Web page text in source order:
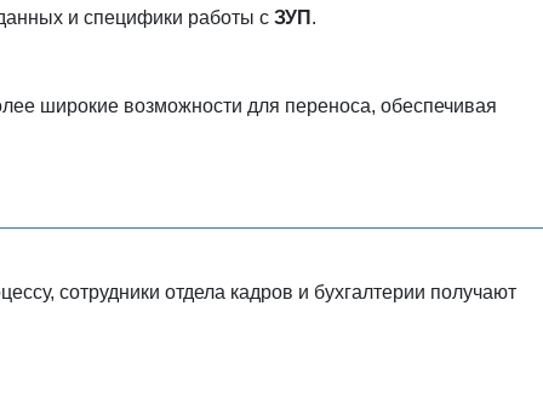
и специфики работы с ЗУП .
широкие возможности для переноса, обеспечивая
сотрудники отдела кадров и бухгалтерии получают